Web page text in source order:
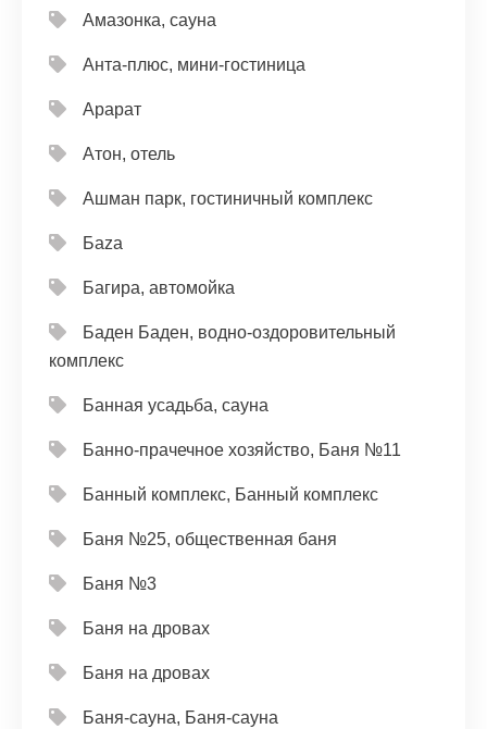
Амазонка, сауна
Анта-плюс, мини-гостиница
Арарат
Атон, отель
Ашман парк, гостиничный комплекс
Баzа
Багира, автомойка
Баден Баден, водно-оздоровительный
комплекс
Банная усадьба, сауна
Банно-прачечное хозяйство, Баня №11
Банный комплекс, Банный комплекс
Баня №25, общественная баня
Баня №3
Баня на дровах
Баня на дровах
Баня-сауна, Баня-сауна